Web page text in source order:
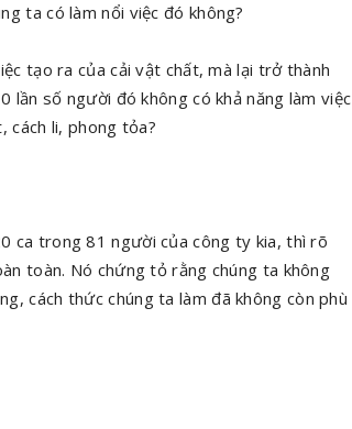
ta có làm nổi việc đó không?
tạo ra của cải vật chất, mà lại trở thành
lần số người đó không có khả năng làm việc
cách li, phong tỏa?
ca trong 81 người của công ty kia, thì rõ
toàn. Nó chứng tỏ rằng chúng ta không
cách thức chúng ta làm đã không còn phù